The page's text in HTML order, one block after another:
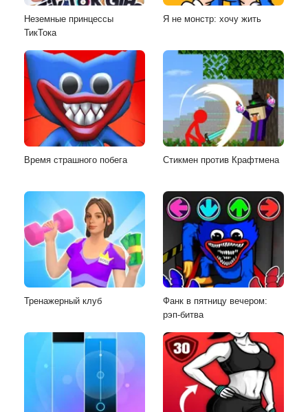
Неземные принцессы
ТикТока
Я не монстр: хочу жить
Время страшного побега Стикмен против Крафтмена
Тренажерный клуб
Фанк в пятницу вечером:
рэп-битва